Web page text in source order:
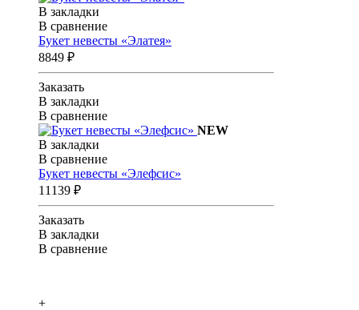
В закладки
В сравнение
Букет невесты «Элатея»
8849 ₽
Заказать
В закладки
В сравнение
NEW
В закладки
В сравнение
Букет невесты «Элефсис»
11139 ₽
Заказать
В закладки
В сравнение
+